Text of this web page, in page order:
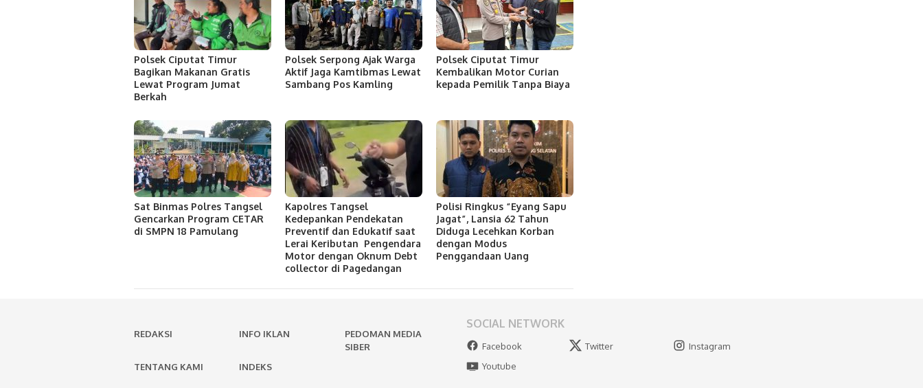
Polsek Ciputat Timur
Bagikan Makanan Gratis
Lewat Program Jumat
Berkah
Polsek Serpong Ajak Warga
Aktif Jaga Kamtibmas Lewat
Sambang Pos Kamling
Polsek Ciputat Timur
Kembalikan Motor Curian
kepada Pemilik Tanpa Biaya
Sat Binmas Polres Tangsel
Gencarkan Program CETAR
di SMPN 18 Pamulang
Kapolres Tangsel
Kedepankan Pendekatan
Preventif dan Edukatif saat
Lerai Keributan Pengendara
Motor dengan Oknum Debt
collector di Pagedangan
Polisi Ringkus “Eyang Sapu
Jagat”, Lansia 62 Tahun
Diduga Lecehkan Korban
dengan Modus
Penggandaan Uang
REDAKSI INFO IKLAN
PEDOMAN MEDIA
SIBER
TENTANG KAMI
INDEKS
SOCIAL NETWORK
Facebook Twitter
Instagram
Youtube